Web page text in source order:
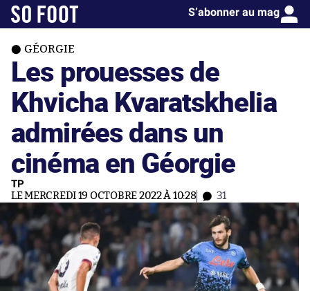
S’abonner au mag
GÉORGIE
Les prouesses de
Khvicha Kvaratskhelia
admirées dans un
cinéma en Géorgie
TP
LE MERCREDI 19 OCTOBRE 2022 À 10:28 31